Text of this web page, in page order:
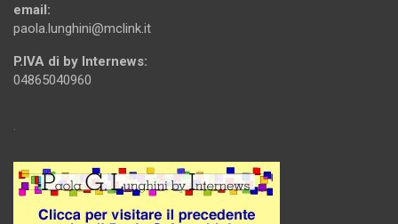
email:
paola.lunghini@mclink.it
P.IVA di by Internews:
04865040960
.